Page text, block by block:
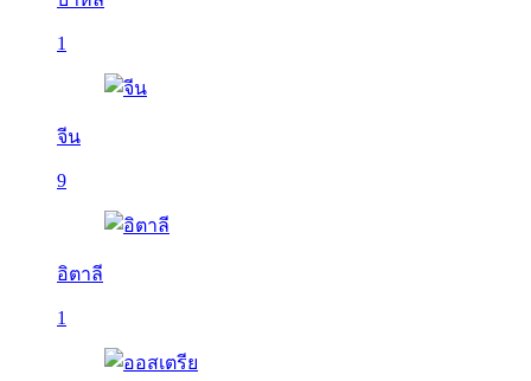
1
จีน
9
อิตาลี
1